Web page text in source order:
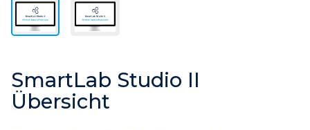
SmartLab Studio II
Übersicht